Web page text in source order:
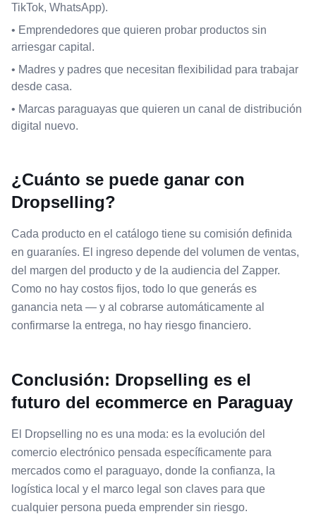
TikTok, WhatsApp).
• Emprendedores que quieren probar productos sin
arriesgar capital.
• Madres y padres que necesitan flexibilidad para trabajar
desde casa.
• Marcas paraguayas que quieren un canal de distribución
digital nuevo.
¿Cuánto se puede ganar con
Dropselling?
Cada producto en el catálogo tiene su comisión definida
en guaraníes. El ingreso depende del volumen de ventas,
del margen del producto y de la audiencia del Zapper.
Como no hay costos fijos, todo lo que generás es
ganancia neta — y al cobrarse automáticamente al
confirmarse la entrega, no hay riesgo financiero.
Conclusión: Dropselling es el
futuro del ecommerce en Paraguay
El Dropselling no es una moda: es la evolución del
comercio electrónico pensada específicamente para
mercados como el paraguayo, donde la confianza, la
logística local y el marco legal son claves para que
cualquier persona pueda emprender sin riesgo.